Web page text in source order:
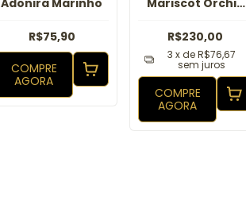
R$75,90
COMPRE
AGORA
R$230,00
3 x deR$76,67
sem juros
COMPRE
AGORA